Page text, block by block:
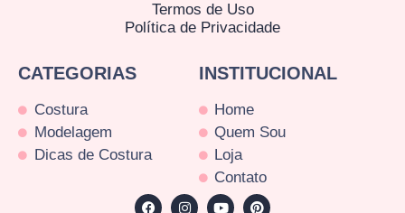
Termos de Uso
Política de Privacidade
CATEGORIAS
Costura
Modelagem
Dicas de Costura
INSTITUCIONAL
Home
Quem Sou
Loja
Contato